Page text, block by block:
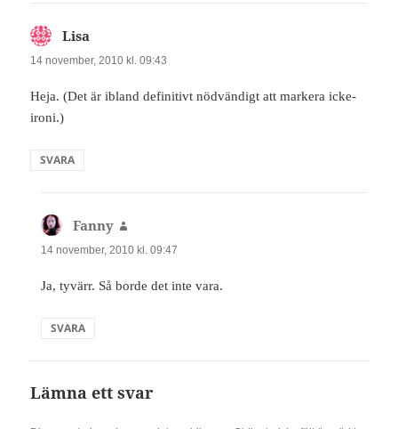
Lisa
14 november, 2010 kl. 09:43
Heja. (Det är ibland definitivt nödvändigt att markera icke-
ironi.)
SVARA
Fanny
14 november, 2010 kl. 09:47
Ja, tyvärr. Så borde det inte vara.
SVARA
Lämna ett svar